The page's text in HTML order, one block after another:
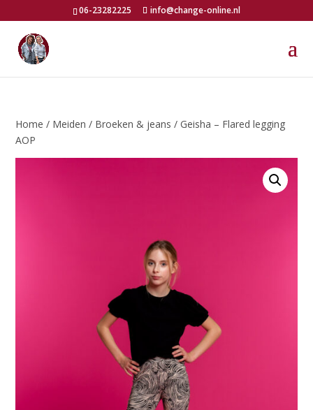
06-23282225 info@change-online.nl
Home / Meiden / Broeken & jeans / Geisha – Flared legging
AOP